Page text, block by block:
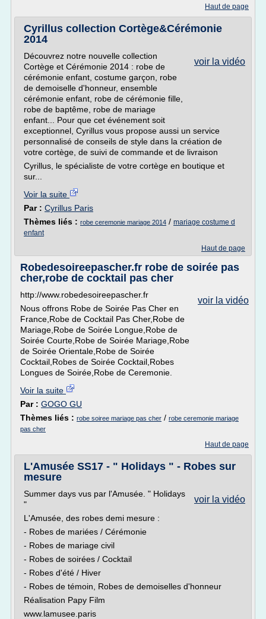
Haut de page
Cyrillus collection Cortège&Cérémonie
2014
voir la vidéo
Découvrez notre nouvelle collection
Cortège et Cérémonie 2014 : robe de
cérémonie enfant, costume garçon, robe
de demoiselle d'honneur, ensemble
cérémonie enfant, robe de cérémonie fille,
robe de baptême, robe de mariage
enfant... Pour que cet événement soit
exceptionnel, Cyrillus vous propose aussi un service
personnalisé de conseils de style dans la création de
votre cortège, de suivi de commande et de livraison
Cyrillus, le spécialiste de votre cortège en boutique et
sur...
Voir la suite
Par : Cyrillus Paris
Thèmes liés : robe ceremonie mariage 2014 / mariage costume d
enfant
Haut de page
Robedesoireepascher.fr robe de soirée pas
cher,robe de cocktail pas cher
voir la vidéo
http://www.robedesoireepascher.fr
Nous offrons Robe de Soirée Pas Cher en
France,Robe de Cocktail Pas Cher,Robe de
Mariage,Robe de Soirée Longue,Robe de
Soirée Courte,Robe de Soirée Mariage,Robe
de Soirée Orientale,Robe de Soirée
Cocktail,Robes de Soirée Cocktail,Robes
Longues de Soirée,Robe de Ceremonie.
Voir la suite
Par : GOGO GU
Thèmes liés : robe soiree mariage pas cher / robe ceremonie mariage
pas cher
Haut de page
L'Amusée SS17 - " Holidays " - Robes sur
mesure
voir la vidéo
Summer days vus par l'Amusée. " Holidays
"
L'Amusée, des robes demi mesure :
- Robes de mariées / Cérémonie
- Robes de mariage civil
- Robes de soirées / Cocktail
- Robes d'été / Hiver
- Robes de témoin, Robes de demoiselles d'honneur
Réalisation Papy Film
www.lamusee.paris